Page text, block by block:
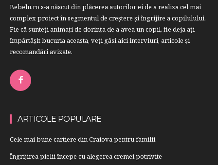
Bebelu.ro s-a născut din plăcerea autorilor ei de a realiza cel mai
complex proiect în segmentul de creştere şi îngrijire a copilulului.
Fie că sunteţi animaţi de dorinţa de a avea un copil, fie deja aţi
împărtăşit bucuria aceasta, veți găsi aici interviuri, articole şi
recomandări avizate.
ARTICOLE POPULARE
Cele mai bune cartiere din Craiova pentru familii
Îngrijirea pielii începe cu alegerea cremei potrivite